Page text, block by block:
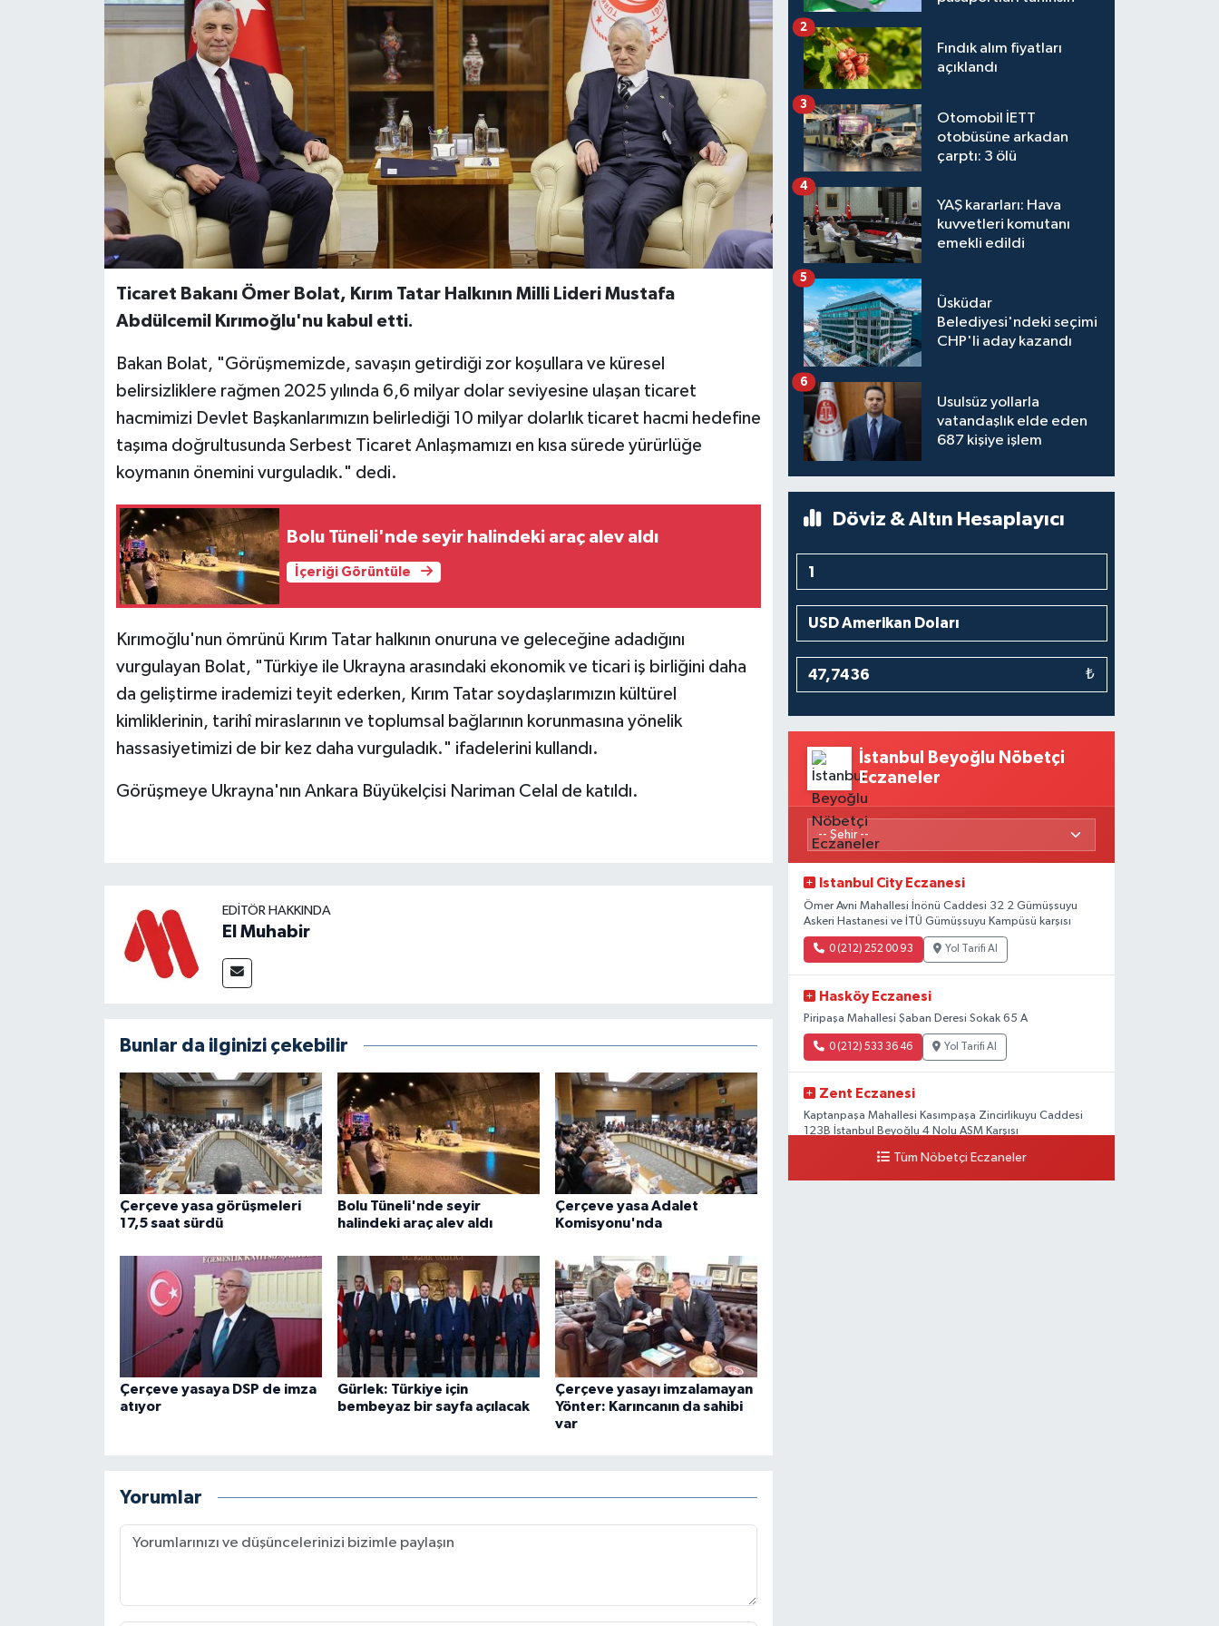
Ticaret Bakanı Ömer Bolat, Kırım Tatar Halkının Milli Lideri Mustafa
Abdülcemil Kırımoğlu'nu kabul etti.
Bakan Bolat, "Görüşmemizde, savaşın getirdiği zor koşullara ve küresel
belirsizliklere rağmen 2025 yılında 6,6 milyar dolar seviyesine ulaşan ticaret
hacmimizi Devlet Başkanlarımızın belirlediği 10 milyar dolarlık ticaret hacmi hedefine
taşıma doğrultusunda Serbest Ticaret Anlaşmamızı en kısa sürede yürürlüğe
koymanın önemini vurguladık." dedi.
Bolu Tüneli'nde seyir halindeki araç alev aldı
İçeriği Görüntüle
Kırımoğlu'nun ömrünü Kırım Tatar halkının onuruna ve geleceğine adadığını
vurgulayan Bolat, "​Türkiye ile Ukrayna arasındaki ekonomik ve ticari iş birliğini daha
da geliştirme irademizi teyit ederken, Kırım Tatar soydaşlarımızın kültürel
kimliklerinin, tarihî miraslarının ve toplumsal bağlarının korunmasına yönelik
hassasiyetimizi de bir kez daha vurguladık." ifadelerini kullandı.
Görüşmeye Ukrayna'nın Ankara Büyükelçisi Nariman Celal de katıldı.
EDITÖR HAKKINDA
El Muhabir
Bunlar da ilginizi çekebilir
Çerçeve yasa görüşmeleri
17,5 saat sürdü
Bolu Tüneli'nde seyir
halindeki araç alev aldı
Çerçeve yasa Adalet
Komisyonu'nda
Çerçeve yasaya DSP de imza
atıyor
Gürlek: Türkiye için
bembeyaz bir sayfa açılacak
Çerçeve yasayı imzalamayan
Yönter: Karıncanın da sahibi
var
Yorumlar
Fındık alım fiyatları
açıklandı
2
Otomobil İETT
otobüsüne arkadan
çarptı: 3 ölü
3
YAŞ kararları: Hava
kuvvetleri komutanı
emekli edildi
4
Üsküdar
Belediyesi'ndeki seçimi
CHP'li aday kazandı
5
Usulsüz yollarla
vatandaşlık elde eden
687 kişiye işlem
6
Döviz & Altın Hesaplayıcı
₺
İstanbul Beyoğlu Nöbetçi
Eczaneler
Istanbul City Eczanesi
Ömer Avni Mahallesi İnönü Caddesi 32 2 Gümüşsuyu
Askeri Hastanesi ve İTÜ Gümüşsuyu Kampüsü karşısı
0 (212) 252 00 93 Yol Tarifi Al
Hasköy Eczanesi
Piripaşa Mahallesi Şaban Deresi Sokak 65 A
0 (212) 533 36 46 Yol Tarifi Al
Zent Eczanesi
Kaptanpaşa Mahallesi Kasımpaşa Zincirlikuyu Caddesi
123B İstanbul Beyoğlu 4 Nolu ASM Karşısı
0 (212) 297 96 92 Yol Tarifi Al
Tüm Nöbetçi Eczaneler